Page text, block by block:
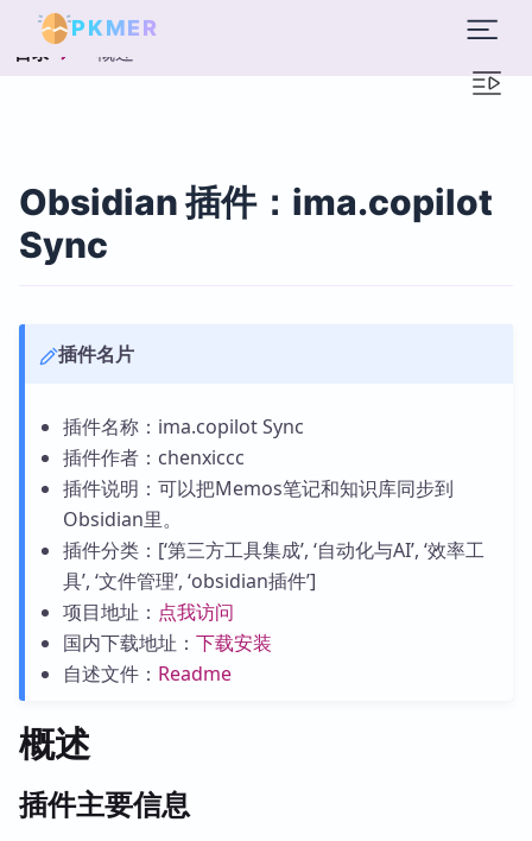
PKMER
目录 概述
Obsidian 插件：ima.copilot
Sync
插件名片
插件名称：ima.copilot Sync
插件作者：chenxiccc
插件说明：可以把Memos笔记和知识库同步到
Obsidian里。
插件分类：[‘第三方工具集成’, ‘自动化与AI’, ‘效率工
具’, ‘文件管理’, ‘obsidian插件’]
项目地址： 点我访问
国内下载地址： 下载安装
自述文件： Readme
概述
插件主要信息